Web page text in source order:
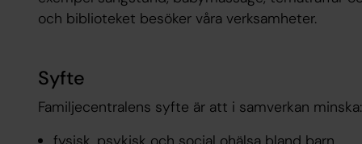
och biblioteket besöker våra verksamheter.
Syfte
Familjecentralens syfte är att i samverkan minska: